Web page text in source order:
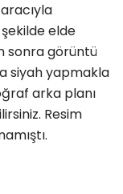
şekilde elde
sonra görüntü
siyah yapmakla
arka planı
Resim